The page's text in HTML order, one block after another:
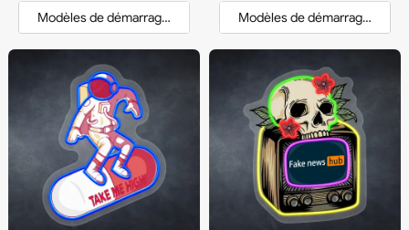
Modèles de démarrage et devis Modèles de démarrage et